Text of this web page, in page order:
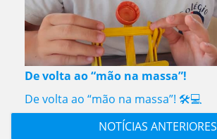
De volta ao “mão na massa”!
De volta ao “mão na massa”! 🛠️💻
NOTÍCIAS ANTERIORES